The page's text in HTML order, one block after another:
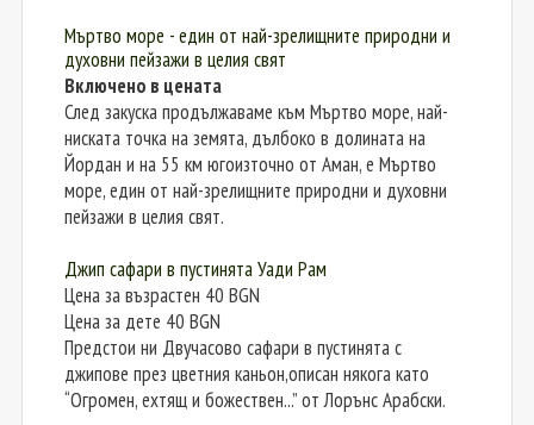
Мъртво море - един от най-зрелищните природни и
духовни пейзажи в целия свят
Включено в цената
След закуска продължаваме към Мъртво море, най-
ниската точка на земята, дълбоко в долината на
Йордан и на 55 км югоизточно от Аман, е Мъртво
море, един от най-зрелищните природни и духовни
пейзажи в целия свят.
Джип сафари в пустинята Уади Рам
Цена за възрастен 40 BGN
Цена за дете 40 BGN
Предстои ни Двучасово сафари в пустинята с
джипове през цветния каньон,описан някога като
“Огромен, ехтящ и божествен...” от Лорънс Арабски.